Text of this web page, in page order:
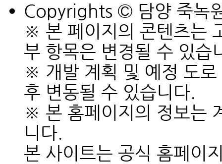
Copyrights © 담양 죽녹
※ 본 페이지의 콘텐츠는
부 항목은 변경될 수 있습
※ 개발 계획 및 예정 도로
후 변동될 수 있습니다.
※ 본 홈페이지의 정보는
니다.
본 사이트는 공식 홈페이